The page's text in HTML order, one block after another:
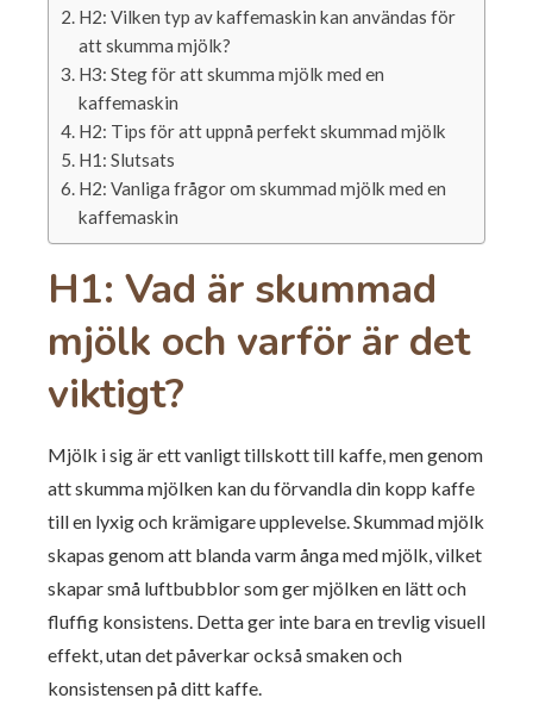
H2: Vilken typ av kaffemaskin kan användas för
att skumma mjölk?
H3: Steg för att skumma mjölk med en
kaffemaskin
H2: Tips för att uppnå perfekt skummad mjölk
H1: Slutsats
H2: Vanliga frågor om skummad mjölk med en
kaffemaskin
H1: Vad är skummad
mjölk och varför är det
viktigt?
Mjölk i sig är ett vanligt tillskott till kaffe, men genom
att skumma mjölken kan du förvandla din kopp kaffe
till en lyxig och krämigare upplevelse. Skummad mjölk
skapas genom att blanda varm ånga med mjölk, vilket
skapar små luftbubblor som ger mjölken en lätt och
fluffig konsistens. Detta ger inte bara en trevlig visuell
effekt, utan det påverkar också smaken och
konsistensen på ditt kaffe.